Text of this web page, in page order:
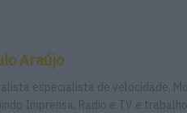
Araújo
especialista de velocidade,
Imprensa, Radio e TV e